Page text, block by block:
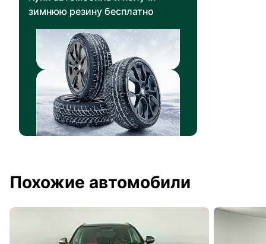
зимнюю резину бесплатно
Похожие автомобили